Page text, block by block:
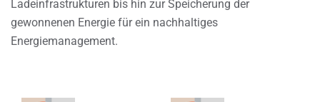
Ladeinfrastrukturen bis hin zur Speicherung der
gewonnenen Energie für ein nachhaltiges
Energiemanagement.